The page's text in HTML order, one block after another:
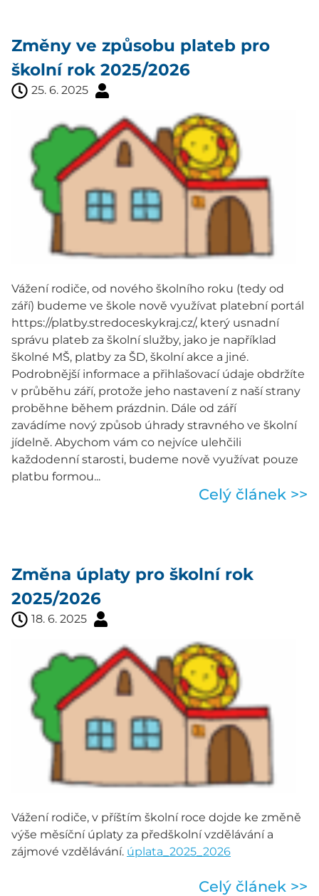
Změny ve způsobu plateb pro
školní rok 2025/2026
25. 6. 2025
Vážení rodiče, od nového školního roku (tedy od
září) budeme ve škole nově využívat platební portál
https://platby.stredoceskykraj.cz/, který usnadní
správu plateb za školní služby, jako je například
školné MŠ, platby za ŠD, školní akce a jiné.
Podrobnější informace a přihlašovací údaje obdržíte
v průběhu září, protože jeho nastavení z naší strany
proběhne během prázdnin. Dále od září
zavádíme nový způsob úhrady stravného ve školní
jídelně. Abychom vám co nejvíce ulehčili
každodenní starosti, budeme nově využívat pouze
platbu formou...
Celý článek >>
Změna úplaty pro školní rok
2025/2026
18. 6. 2025
Vážení rodiče, v příštím školní roce dojde ke změně
výše měsíční úplaty za předškolní vzdělávání a
zájmové vzdělávání. úplata_2025_2026
Celý článek >>